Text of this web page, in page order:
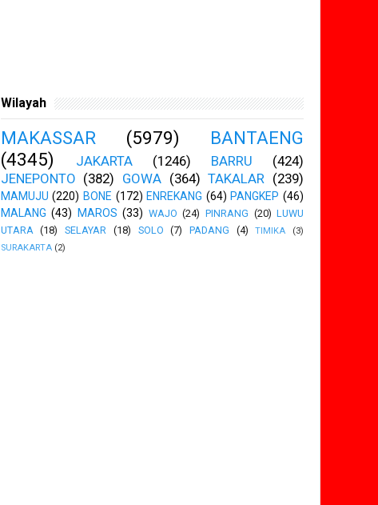
Wilayah
MAKASSAR (5979)
BANTAENG
(4345)
JAKARTA (1246) BARRU
(424)
JENEPONTO (382) GOWA (364) TAKALAR (239)
MAMUJU (220) BONE (172) ENREKANG (64) PANGKEP (46)
MALANG (43) MAROS (33) WAJO (24) PINRANG (20) LUWU
UTARA (18) SELAYAR (18) SOLO (7) PADANG (4) TIMIKA
(3)
SURAKARTA (2)